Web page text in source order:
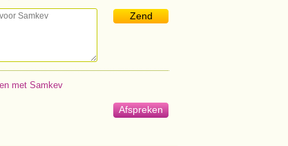
Zend
met Samkev
Afspreken